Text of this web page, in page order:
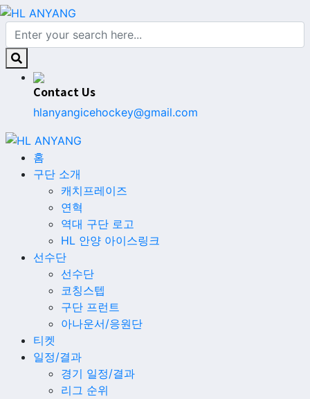
Contact Us
hlanyangicehockey@gmail.com
홈
구단 소개
캐치프레이즈
연혁
역대 구단 로고
HL 안양 아이스링크
선수단
선수단
코칭스텝
구단 프런트
아나운서/응원단
티켓
일정/결과
경기 일정/결과
리그 순위